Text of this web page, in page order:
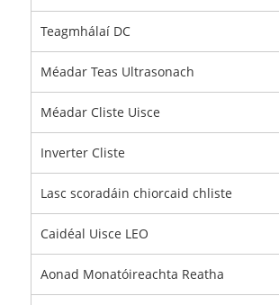
Teagmhálaí DC
Méadar Teas Ultrasonach
Méadar Cliste Uisce
Inverter Cliste
Lasc scoradáin chiorcaid chliste
Caidéal Uisce LEO
Aonad Monatóireachta Reatha